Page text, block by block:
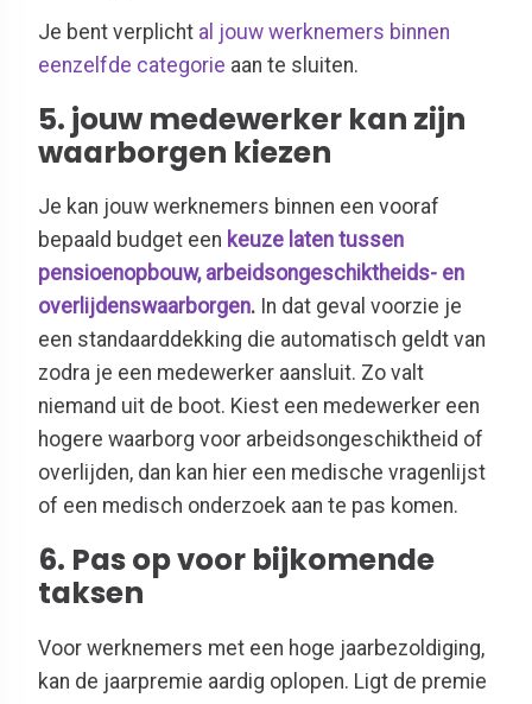
Je bent verplicht al jouw werknemers binnen
eenzelfde categorie aan te sluiten.
5. jouw medewerker kan zijn
waarborgen kiezen
Je kan jouw werknemers binnen een vooraf
bepaald budget een keuze laten tussen
pensioenopbouw, arbeidsongeschiktheids- en
overlijdenswaarborgen. In dat geval voorzie je
een standaarddekking die automatisch geldt van
zodra je een medewerker aansluit. Zo valt
niemand uit de boot. Kiest een medewerker een
hogere waarborg voor arbeidsongeschiktheid of
overlijden, dan kan hier een medische vragenlijst
of een medisch onderzoek aan te pas komen.
6. Pas op voor bijkomende
taksen
Voor werknemers met een hoge jaarbezoldiging,
kan de jaarpremie aardig oplopen. Ligt de premie